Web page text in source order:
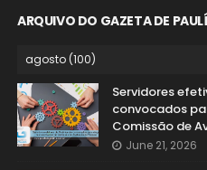
ARQUIVO DO GAZETA DE
Servidores
convocados
Comissão de
June 21, 2026